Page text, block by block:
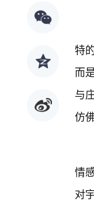
特
而
与
仿
情
对